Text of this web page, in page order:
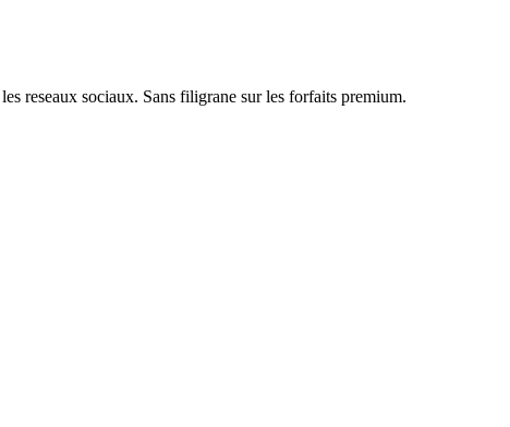
reseaux sociaux. Sans filigrane sur les forfaits premium.